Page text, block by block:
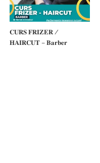
𝐂𝐔𝐑𝐒 𝐅𝐑𝐈𝐙𝐄𝐑 /
𝐇𝐀𝐈𝐑𝐂𝐔𝐓 – 𝐁𝐚𝐫𝐛𝐞𝐫